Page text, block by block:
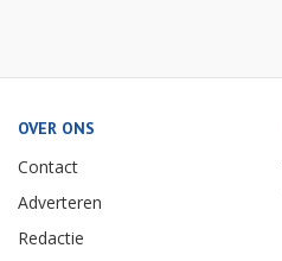
OVER ONS
Contact
Adverteren
Redactie